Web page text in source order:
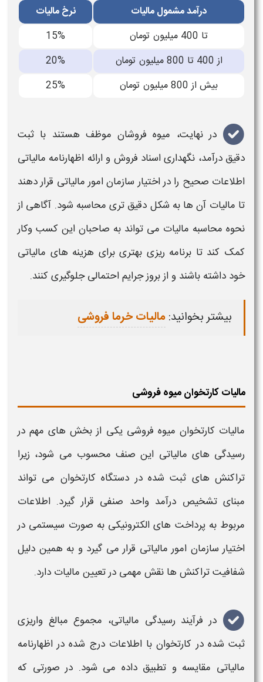
درآمد مشمول مالیات
نرخ مالیات
تا 400 میلیون تومان
15%
از 400 تا 800 میلیون تومان
20%
بیش از 800 میلیون تومان
25%
در نهایت، میوه فروشان موظف هستند با ثبت
دقیق درآمد، نگهداری اسناد فروش و ارائه اظهارنامه مالیاتی
اطلاعات صحیح را در اختیار سازمان امورمالیاتی قرار دهند
تا مالیات آن ها به شکل دقیق تری محاسبه شود. آگاهی از
نحوه محاسبه مالیات می تواند به صاحبان این کسب وکار
کمک کند تا برنامه ریزی بهتری برای هزینه های مالیاتی
خود داشته باشند و از بروز جرایم احتمالی جلوگیری کنند.
بیشتر بخوانید:مالیات خرما فروشی
مالیات کارتخوان میوه فروشی
مالیات کارتخوان میوه فروشی یکی از بخش های مهم در
رسیدگی های مالیاتی این صنف محسوب می شود، زیرا
تراکنش های ثبت شده در دستگاه کارتخوان می تواند
مبنای تشخیص درآمد واحد صنفی قرار گیرد. اطلاعات
مربوط به پرداخت های الکترونیکی به صورت سیستمی در
اختیار سازمان امور مالیاتی قرار می گیرد و به همین دلیل
شفافیت تراکنش ها نقش مهمی در تعیین مالیات دارد.
در فرآیند رسیدگی مالیاتی، مجموع مبالغ واریزی
ثبت شده در کارتخوان با اطلاعات درج شده در اظهارنامه
مالیاتی مقایسه و تطبیق داده می شود. در صورتی که